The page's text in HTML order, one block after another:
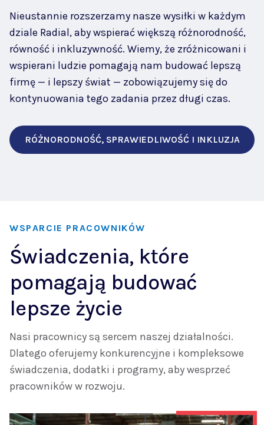
Nieustannie rozszerzamy nasze wysiłki w każdym
dziale Radial, aby wspierać większą różnorodność,
równość i inkluzywność. Wiemy, że zróżnicowani i
wspierani ludzie pomagają nam budować lepszą
firmę — i lepszy świat — zobowiązujemy się do
kontynuowania tego zadania przez długi czas.
RÓŻNORODNOŚĆ, SPRAWIEDLIWOŚĆ I INKLUZJA
WSPARCIE PRACOWNIKÓW
Świadczenia, które
pomagają budować
lepsze życie
Nasi pracownicy są sercem naszej działalności.
Dlatego oferujemy konkurencyjne i kompleksowe
świadczenia, dodatki i programy, aby wesprzeć
pracowników w rozwoju.